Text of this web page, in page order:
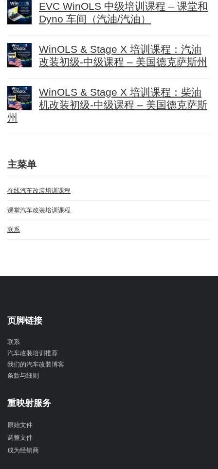
EVC WinOLS 中级培训课程 – 课堂和
Dyno 车间（汽油/汽油）
WinOLS & Stage X 培训课程：汽油
改装初级-中级课程 – 美国德克萨斯州
WinOLS & Stage X 培训课程：柴油
机改装初级-中级课程 – 美国德克萨斯
州
主菜单
在线汽车改装培训课程
课堂汽车改装培训课程
联系
页脚链接
联系
汽车改装培训推荐
我们的汽车改装博客
条款与细则
重映射服务
原始文件
调整文件
成为经销商